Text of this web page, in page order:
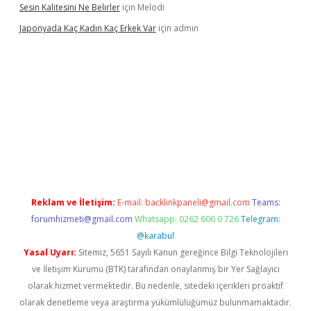
Sesin Kalitesini Ne Belirler için Melodi
Japonyada Kaç Kadın Kaç Erkek Var için admin
Reklam ve İletişim: E-mail: backlinkpaneli@gmail.com Teams:
forumhizmeti@gmail.com Whatsapp: 0262 606 0 726 Telegram:
@karabul
Yasal Uyarı: Sitemiz, 5651 Sayılı Kanun gereğince Bilgi Teknolojileri
ve İletişim Kurumu (BTK) tarafından onaylanmış bir Yer Sağlayıcı
olarak hizmet vermektedir. Bu nedenle, sitedeki içerikleri proaktif
olarak denetleme veya araştırma yükümlülüğümüz bulunmamaktadır.